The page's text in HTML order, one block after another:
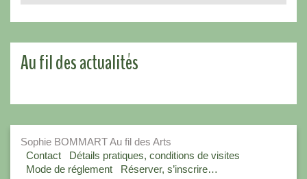
Au fil des actualités
Sophie BOMMART Au fil des Arts
Contact
Détails pratiques, conditions de visites
Mode de réglement
Réserver, s’inscrire…